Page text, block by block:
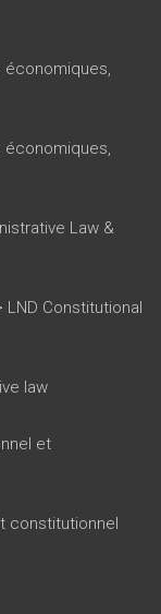
Law &
Constitutional
law
et
constitutionnel